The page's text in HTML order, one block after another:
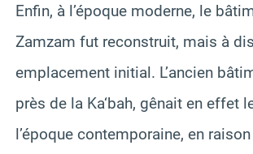
Enfin, à l’époque moderne, le
Zamzam fut reconstruit, mais à
emplacement initial. L’ancien
près de la Ka‘bah, gênait en effet
l’époque contemporaine, en